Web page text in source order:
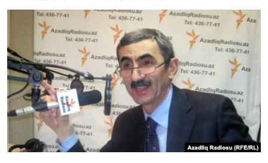
MULTIMEDIA
VIDEO
FOTOQALEREYA
İNFOQRAFIKA
KARIKATURA
RADIO ARXIV
OXU ZALI
AZƏRBAYCAN ƏDƏBIYYATI KITABXANASI
İSLAM VƏ DEMOKRATIYA
İZ - MƏDƏNIYYƏT PROQRAMI
HAQQIMIZDA
MISSIYAMIZ
PEŞƏ ETIKASI VƏ JURNALISTIKA STANDARTLARIMIZ
MATERIALLARIMIZDAN ISTIFADƏ
AZADLIQRADIOSU MOBIL TELEFONUNUZDA
BIZI IZLƏ
RFE/RL-in bütün saytları